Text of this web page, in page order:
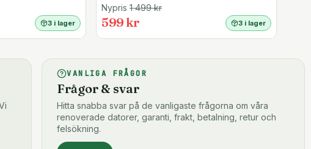
3 i lager
Nypris 1 499kr
599 kr 3 i lager
VANLIGA FRÅGOR
Frågor & svar
Hitta snabba svar på de vanligaste frågorna om våra
renoverade datorer, garanti, frakt, betalning, retur och
felsökning.